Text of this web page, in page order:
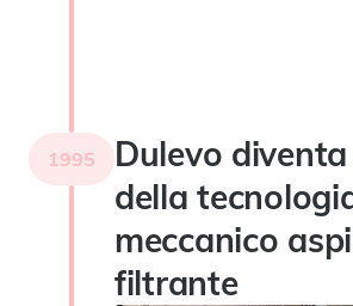
1995
Dulevo
della
meccanico
filtrante